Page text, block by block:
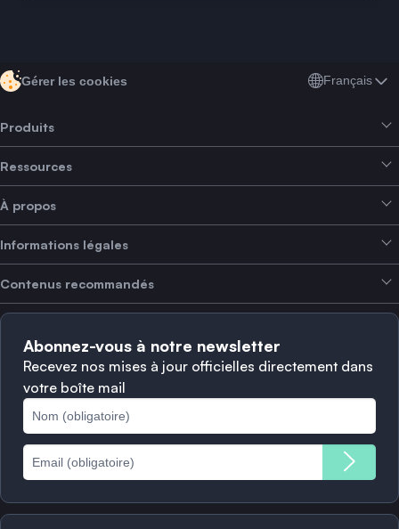
Gérer les cookies Français
Produits
Smart Exchange
Crypto Bundles
Gagner des revenus
Alpha Deals
Ressources
Aide et support
Brand kit
À propos
À propos de SwissBorg
Offres d’emploi NOUS RECRUTONS
Informations légales
Politique de confidentialité
Plaintes
Politique des cookies
Frais
Contenus recommandés
Quand vendre ?
Principales blockchains
Abonnez-vous à notre newsletter
Recevez nos mises à jour officielles directement dans
votre boîte mail